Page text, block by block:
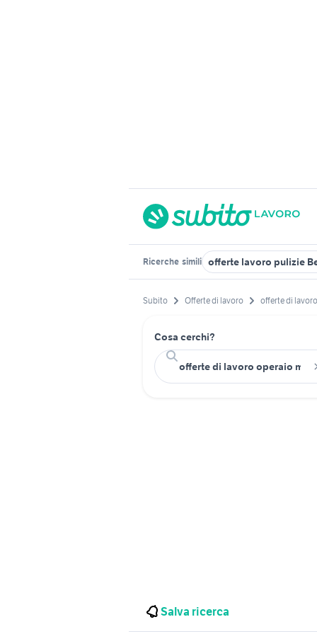
Ricerche simili offerte lavoro pulizie
Subito Offerte di lavoro offerte di
Cosa cerchi?
Salva ricerca